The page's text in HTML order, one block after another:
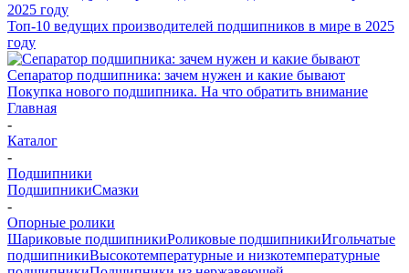
Топ-10 ведущих производителей подшипников в мире в 2025
году
Сепаратор подшипника: зачем нужен и какие бывают
Покупка нового подшипника. На что обратить внимание
Главная
-
Каталог
-
Подшипники
ПодшипникиСмазки
-
Опорные ролики
Шариковые подшипникиРоликовые подшипникиИгольчатые
подшипникиВысокотемпературные и низкотемпературные